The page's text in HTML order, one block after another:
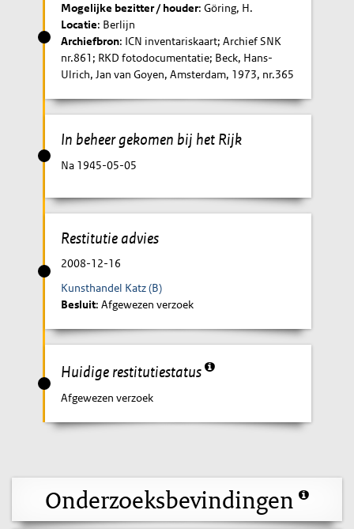
Mogelijke bezitter / houder: Göring, H.
Locatie: Berlijn
Archiefbron: ICN inventariskaart; Archief SNK
nr.861; RKD fotodocumentatie; Beck, Hans-
Ulrich, Jan van Goyen, Amsterdam, 1973, nr.365
In beheer gekomen bij het Rijk
Na 1945-05-05
Restitutie advies
2008-12-16
Kunsthandel Katz (B)
Besluit: Afgewezen verzoek
Huidige restitutiestatus
Afgewezen verzoek
Onderzoeksbevindingen